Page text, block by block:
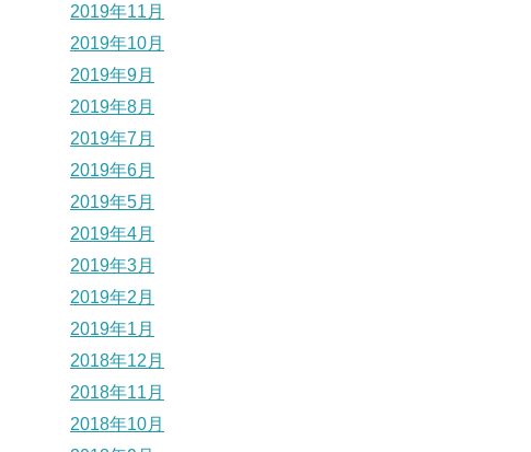
2019年11月
2019年10月
2019年9月
2019年8月
2019年7月
2019年6月
2019年5月
2019年4月
2019年3月
2019年2月
2019年1月
2018年12月
2018年11月
2018年10月